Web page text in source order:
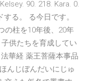
90. 218. Kara. 0.
る。 る今日です。
の柱を10年後、20年
供たちを育成してい
華経 薬王菩薩本事品
んじぼんだいにじゅ